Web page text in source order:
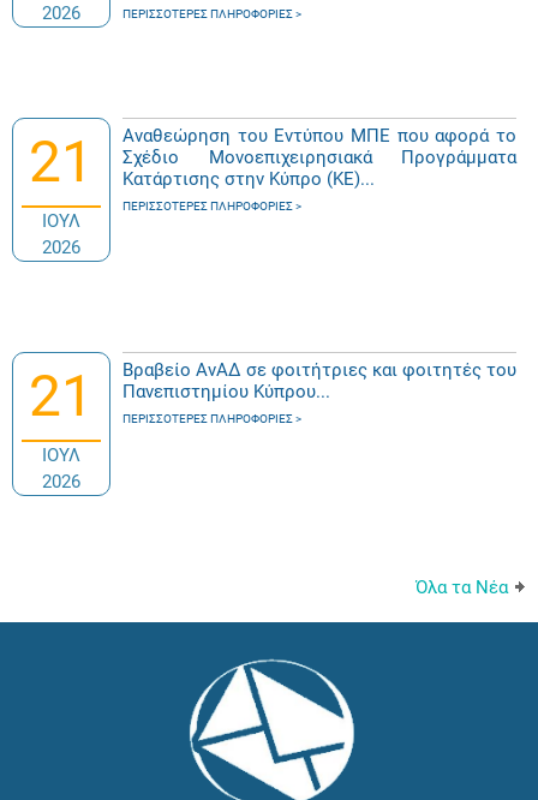
2026
ΠΕΡΙΣΣΌΤΕΡΕΣ ΠΛΗΡΟΦΟΡΊΕΣ
21
ΙΟΥΛ
2026
Αναθεώρηση του Εντύπου ΜΠΕ που αφορά το
Σχέδιο Μονοεπιχειρησιακά Προγράμματα
Κατάρτισης στην Κύπρο (ΚΕ)...
ΠΕΡΙΣΣΌΤΕΡΕΣ ΠΛΗΡΟΦΟΡΊΕΣ
21
ΙΟΥΛ
2026
Βραβείο ΑνΑΔ σε φοιτήτριες και φοιτητές του
Πανεπιστημίου Κύπρου...
ΠΕΡΙΣΣΌΤΕΡΕΣ ΠΛΗΡΟΦΟΡΊΕΣ
Όλα τα Νέα